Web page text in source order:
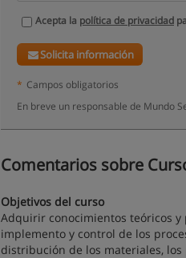
Acepta la política de privacidad
Solicita información
* Campos obligatorios
En breve un responsable de Mundo
Comentarios sobre
Objetivos del curso
Adquirir conocimientos teóricos
implemento y control de los
distribución de los materiales,